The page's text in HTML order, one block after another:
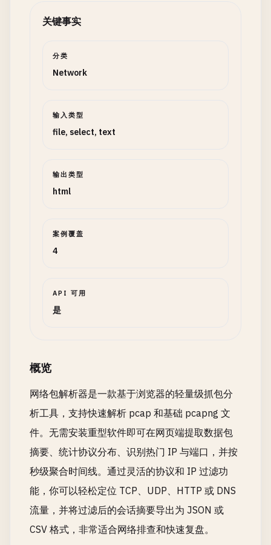
关键事实
分类
Network
输入类型
file, select, text
输出类型
html
案例覆盖
4
API 可用
是
概览
网络包解析器是一款基于浏览器的轻量级抓包分
析工具，支持快速解析 pcap 和基础 pcapng 文
件。无需安装重型软件即可在网页端提取数据包
摘要、统计协议分布、识别热门 IP 与端口，并按
秒级聚合时间线。通过灵活的协议和 IP 过滤功
能，你可以轻松定位 TCP、UDP、HTTP 或 DNS
流量，并将过滤后的会话摘要导出为 JSON 或
CSV 格式，非常适合网络排查和快速复盘。